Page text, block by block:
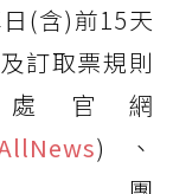
(含)前15天
訂取票規則
官網
)、